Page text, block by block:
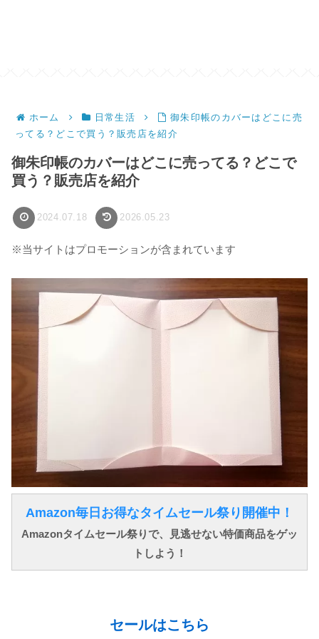
ホーム 日常生活
御朱印帳のカバーはどこに売
ってる？どこで買う？販売店を紹介
御朱印帳のカバーはどこに売ってる？どこで
買う？販売店を紹介
2024.07.18 2026.05.23
※当サイトはプロモーションが含まれています
Amazon毎日お得なタイムセール祭り開催中！
Amazonタイムセール祭りで、見逃せない特価商品をゲッ
トしよう！
セールはこちら